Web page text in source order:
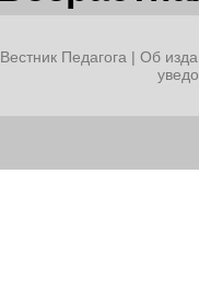
Вестник Педагога | Об